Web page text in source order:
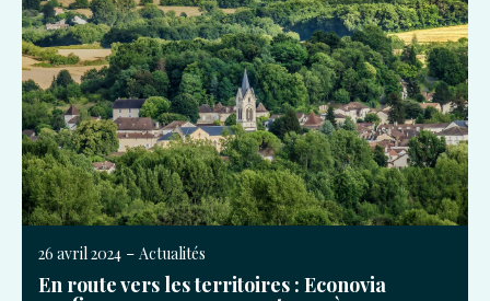
26 avril 2024 - Actualités
En route vers les territoires : Econovia